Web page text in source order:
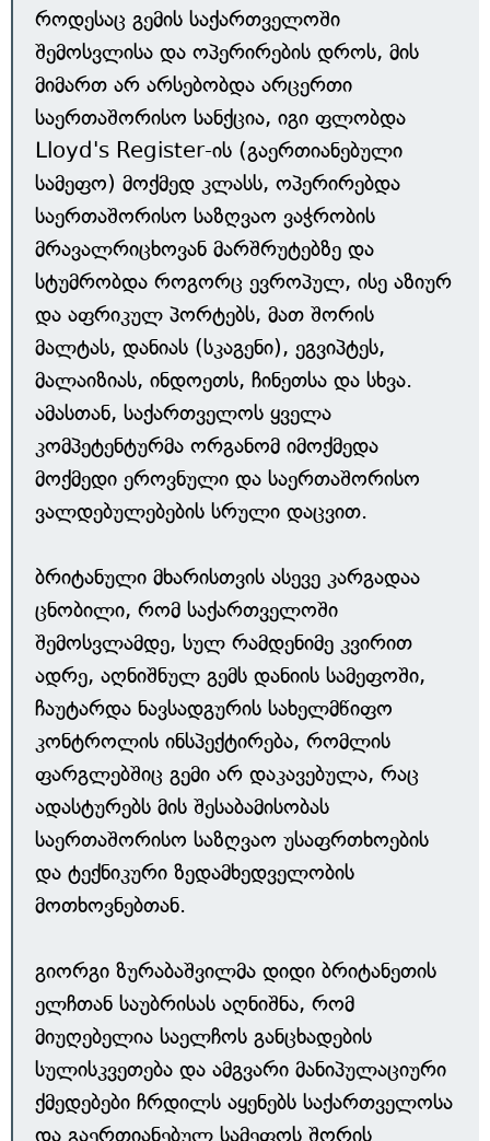
როდესაც გემის საქართველოში
შემოსვლისა და ოპერირების დროს, მის
მიმართ არ არსებობდა არცერთი
საერთაშორისო სანქცია, იგი ფლობდა
Lloyd's Register-ის (გაერთიანებული
სამეფო) მოქმედ კლასს, ოპერირებდა
საერთაშორისო საზღვაო ვაჭრობის
მრავალრიცხოვან მარშრუტებზე და
სტუმრობდა როგორც ევროპულ, ისე აზიურ
და აფრიკულ პორტებს, მათ შორის
მალტას, დანიას (სკაგენი), ეგვიპტეს,
მალაიზიას, ინდოეთს, ჩინეთსა და სხვა.
ამასთან, საქართველოს ყველა
კომპეტენტურმა ორგანომ იმოქმედა
მოქმედი ეროვნული და საერთაშორისო
ვალდებულებების სრული დაცვით.
ბრიტანული მხარისთვის ასევე კარგადაა
ცნობილი, რომ საქართველოში
შემოსვლამდე, სულ რამდენიმე კვირით
ადრე, აღნიშნულ გემს დანიის სამეფოში,
ჩაუტარდა ნავსადგურის სახელმწიფო
კონტროლის ინსპექტირება, რომლის
ფარგლებშიც გემი არ დაკავებულა, რაც
ადასტურებს მის შესაბამისობას
საერთაშორისო საზღვაო უსაფრთხოების
და ტექნიკური ზედამხედველობის
მოთხოვნებთან.
გიორგი ზურაბაშვილმა დიდი ბრიტანეთის
ელჩთან საუბრისას აღნიშნა, რომ
მიუღებელია საელჩოს განცხადების
სულისკვეთება და ამგვარი მანიპულაციური
ქმედებები ჩრდილს აყენებს საქართველოსა
და გაერთიანებულ სამეფოს შორის